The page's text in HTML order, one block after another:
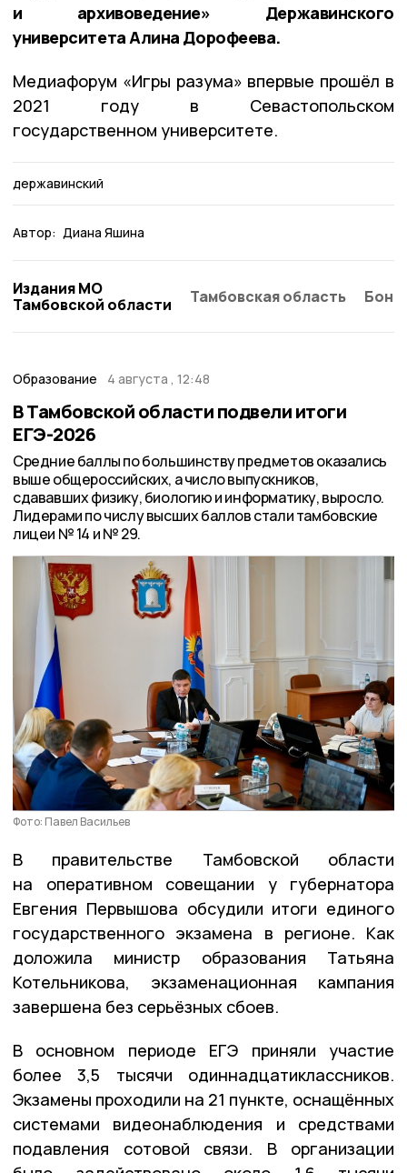
и архивоведение» Державинского
университета Алина Дорофеева.
Медиафорум «Игры разума» впервые прошёл в
2021 году в Севастопольском
государственном университете.
державинский
Автор: Диана Яшина
Издания МО
Тамбовской области
Тамбовская область
Образование 4 августа , 12:48
В Тамбовской области подвели итоги
ЕГЭ-2026
Средние баллы по большинству предметов оказались
выше общероссийских, а число выпускников,
сдававших физику, биологию и информатику, выросло.
Лидерами по числу высших баллов стали тамбовские
лицеи № 14 и № 29.
Фото: Павел Васильев
В правительстве Тамбовской области
на оперативном совещании у губернатора
Евгения Первышова обсудили итоги единого
государственного экзамена в регионе. Как
доложила министр образования Татьяна
Котельникова, экзаменационная кампания
завершена без серьёзных сбоев.
В основном периоде ЕГЭ приняли участие
более 3,5 тысячи одиннадцатиклассников.
Экзамены проходили на 21 пункте, оснащённых
системами видеонаблюдения и средствами
подавления сотовой связи. В организации